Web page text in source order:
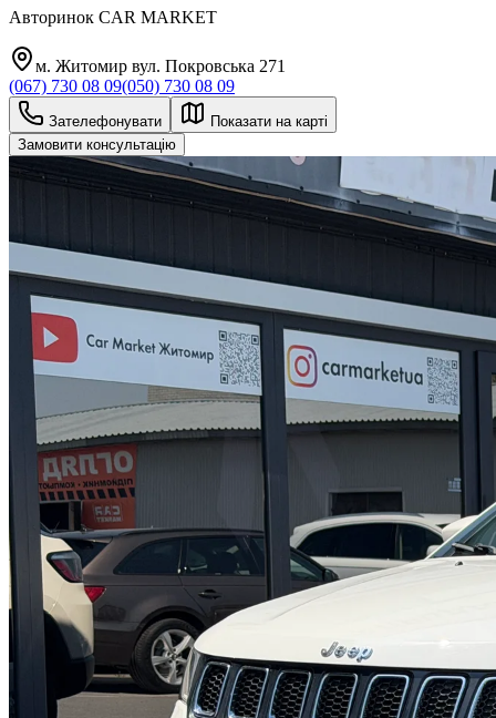
Авторинок CAR MARKET
м. Житомир вул. Покровська 271
(067) 730 08 09(050) 730 08 09
Зателефонувати
Показати на карті
Замовити консультацію